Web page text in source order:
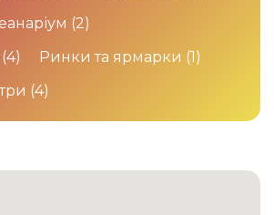
(2)
(4) Ринки та ярмарки (1)
(4)